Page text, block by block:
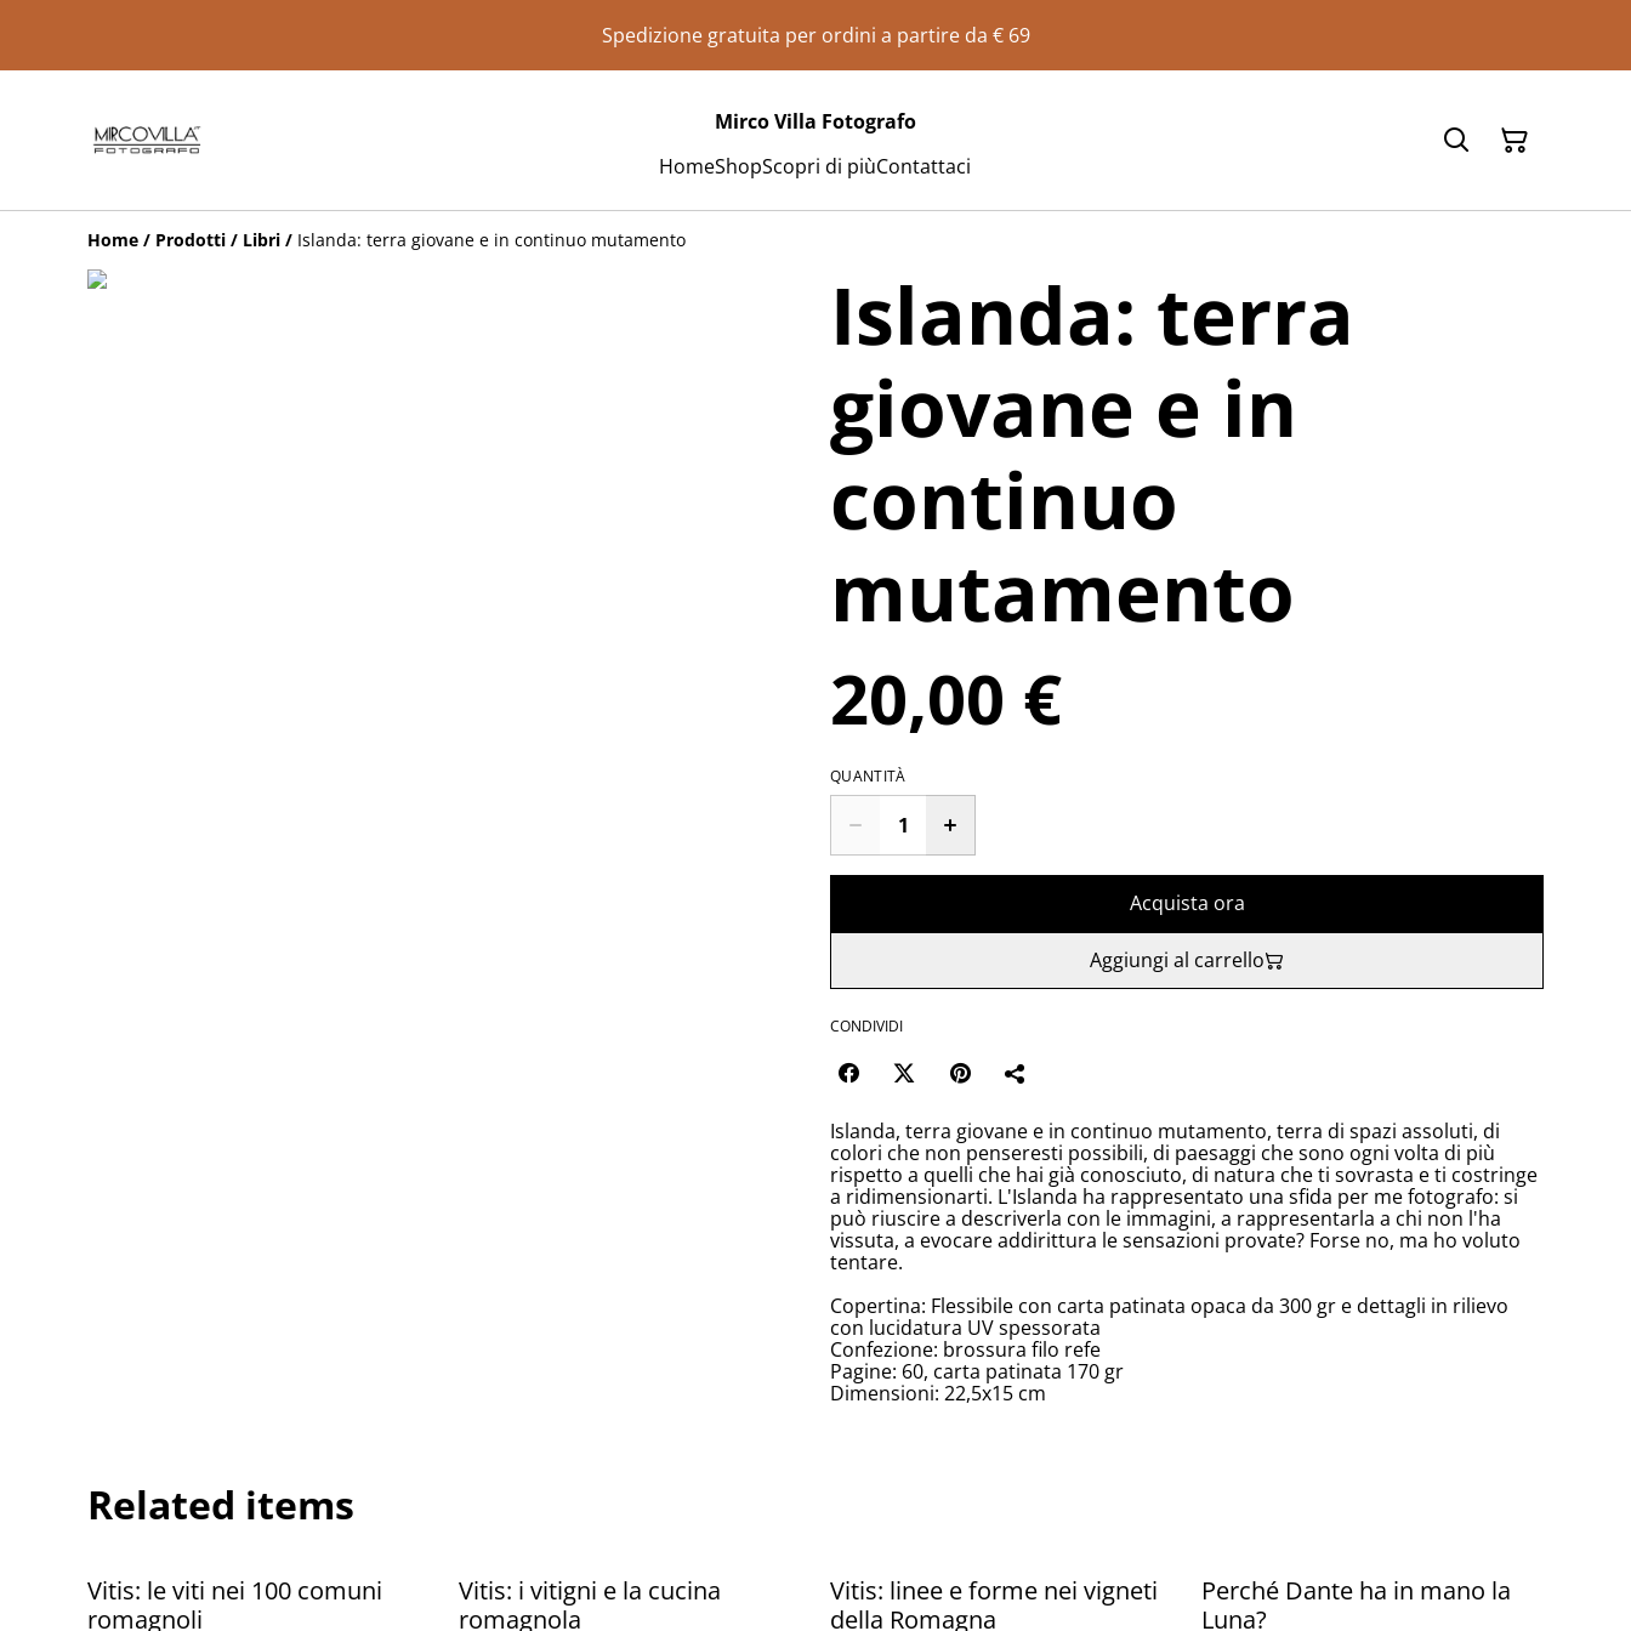
Spedizione gratuita per ordini a partire da € 69
Mirco Villa Fotografo
HomeShopScopri di piùContattaci
Home / Prodotti / Libri / Islanda: terra giovane e in continuo mutamento
Islanda: terra
giovane e in
continuo
mutamento
20,00 €
QUANTITÀ
Acquista ora
Aggiungi al carrello
CONDIVIDI
Islanda, terra giovane e in continuo mutamento, terra di spazi assoluti, di
colori che non penseresti possibili, di paesaggi che sono ogni volta di più
rispetto a quelli che hai già conosciuto, di natura che ti sovrasta e ti costringe
a ridimensionarti. L'Islanda ha rappresentato una sfida per me fotografo: si
può riuscire a descriverla con le immagini, a rappresentarla a chi non l'ha
vissuta, a evocare addirittura le sensazioni provate? Forse no, ma ho voluto
tentare.
Copertina: Flessibile con carta patinata opaca da 300 gr e dettagli in rilievo
con lucidatura UV spessorata
Confezione: brossura filo refe
Pagine: 60, carta patinata 170 gr
Dimensioni: 22,5x15 cm
Related items
Vitis: le viti nei 100 comuni
romagnoli
Vitis: i vitigni e la cucina
romagnola
Vitis: linee e forme nei vigneti
della Romagna
Perché Dante ha in mano la
Luna?